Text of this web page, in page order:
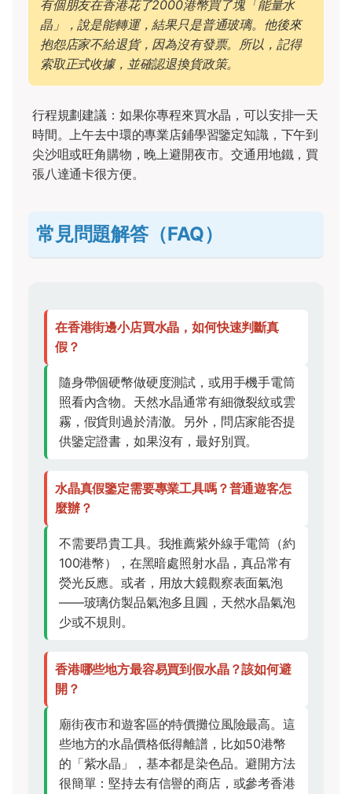
有個朋友在香港花了2000港幣買了塊「能量水
晶」，說是能轉運，結果只是普通玻璃。他後來
抱怨店家不給退貨，因為沒有發票。所以，記得
索取正式收據，並確認退換貨政策。
行程規劃建議：如果你專程來買水晶，可以安排一天
時間。上午去中環的專業店鋪學習鑒定知識，下午到
尖沙咀或旺角購物，晚上避開夜市。交通用地鐵，買
張八達通卡很方便。
常見問題解答（FAQ）
在香港街邊小店買水晶，如何快速判斷真
假？
隨身帶個硬幣做硬度測試，或用手機手電筒
照看內含物。天然水晶通常有細微裂紋或雲
霧，假貨則過於清澈。另外，問店家能否提
供鑒定證書，如果沒有，最好別買。
水晶真假鑒定需要專業工具嗎？普通遊客怎
麼辦？
不需要昂貴工具。我推薦紫外線手電筒（約
100港幣），在黑暗處照射水晶，真品常有
熒光反應。或者，用放大鏡觀察表面氣泡
——玻璃仿製品氣泡多且圓，天然水晶氣泡
少或不規則。
香港哪些地方最容易買到假水晶？該如何避
開？
廟街夜市和遊客區的特價攤位風險最高。這
些地方的水晶價格低得離譜，比如50港幣
的「紫水晶」，基本都是染色品。避開方法
很簡單：堅持去有信譽的商店，或參考香港